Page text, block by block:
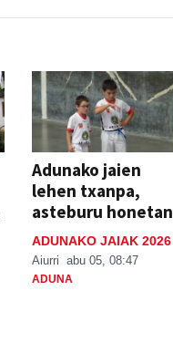
Adunako jaien
lehen txanpa,
asteburu honetan
ADUNAKO JAIAK 2026
Aiurri abu 05, 08:47
ADUNA